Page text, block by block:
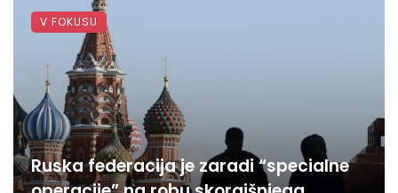
Ruska federacija je zaradi “specialne
V FOKUSU